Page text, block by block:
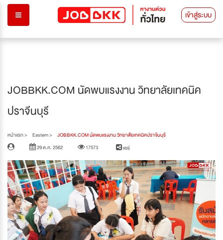
เข้าสู่ระบบ
JOBBKK.COM นัดพบแรงงาน วิทยาลัยเทคนิค
ปราจีนบุรี
หน้าแรก > Eastern > JOBBKK.COM นัดพบแรงงาน วิทยาลัยเทคนิคปราจีนบุรี
29 ต.ค. 2562
17573 แชร์